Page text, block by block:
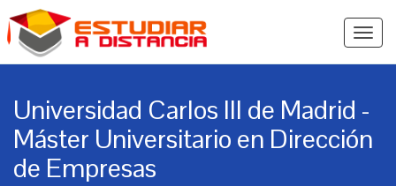
Ver
Universidad Carlos III de Madrid -
Máster Universitario en Dirección
de Empresas